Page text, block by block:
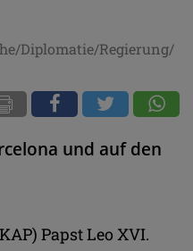
Diplomatie/Regierung/
und auf den
Papst Leo XVI.